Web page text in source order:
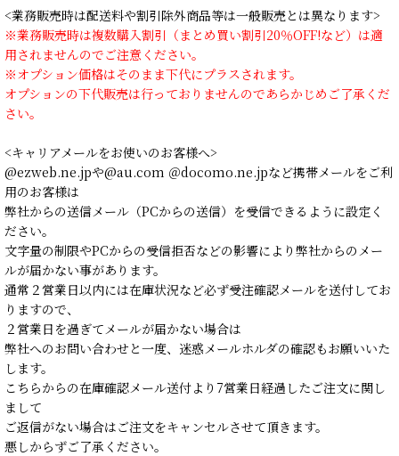
<業務販売時は配送料や割引除外商品等は一般販売とは異なります>
※業務販売時は複数購入割引（まとめ買い割引20％OFF!など）は適
用されませんのでご注意ください。
※オプション価格はそのまま下代にプラスされます。
オプションの下代販売は行っておりませんのであらかじめご了承くだ
さい。
<キャリアメールをお使いのお客様へ>
@ezweb.ne.jpや@au.com ＠docomo.ne.jpなど携帯メールをご利
用のお客様は
弊社からの送信メール（PCからの送信）を受信できるように設定く
ださい。
文字量の制限やPCからの受信拒否などの影響により弊社からのメー
ルが届かない事があります。
通常２営業日以内には在庫状況など必ず受注確認メールを送付してお
りますので、
２営業日を過ぎてメールが届かない場合は
弊社へのお問い合わせと一度、迷惑メールホルダの確認もお願いいた
します。
こちらからの在庫確認メール送付より7営業日経過したご注文に関し
まして
ご返信がない場合はご注文をキャンセルさせて頂きます。
悪しからずご了承ください。